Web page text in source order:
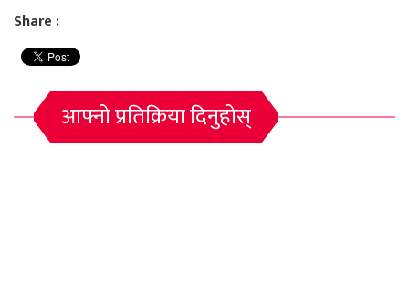
Share :
आफ्नो प्रतिक्रिया दिनुहोस्